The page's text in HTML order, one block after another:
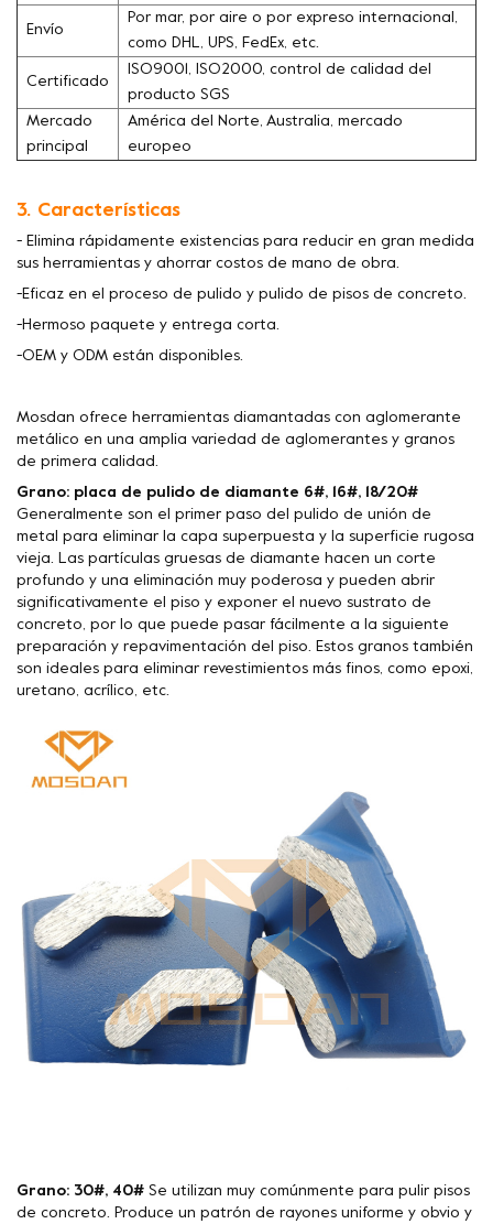
Envío
Por mar, por aire o por expreso internacional,
como DHL, UPS, FedEx, etc.
Certificado
ISO9001, ISO2000, control de calidad del
producto SGS
Mercado
principal
América del Norte, Australia, mercado
europeo
3. Características
- Elimina rápidamente existencias para reducir en gran medida
sus herramientas y ahorrar costos de mano de obra.
-Eficaz en el proceso de pulido y pulido de pisos de concreto.
-Hermoso paquete y entrega corta.
-OEM y ODM están disponibles.
Mosdan ofrece herramientas diamantadas con aglomerante
metálico en una amplia variedad de aglomerantes y granos
de primera calidad.
Grano: placa de pulido de diamante 6#, 16#, 18/20#
Generalmente son el primer paso del pulido de unión de
metal para eliminar la capa superpuesta y la superficie rugosa
vieja. Las partículas gruesas de diamante hacen un corte
profundo y una eliminación muy poderosa y pueden abrir
significativamente el piso y exponer el nuevo sustrato de
concreto, por lo que puede pasar fácilmente a la siguiente
preparación y repavimentación del piso. Estos granos también
son ideales para eliminar revestimientos más finos, como epoxi,
uretano, acrílico, etc.
Grano: 30#, 40# Se utilizan muy comúnmente para pulir pisos
de concreto. Produce un patrón de rayones uniforme y obvio y